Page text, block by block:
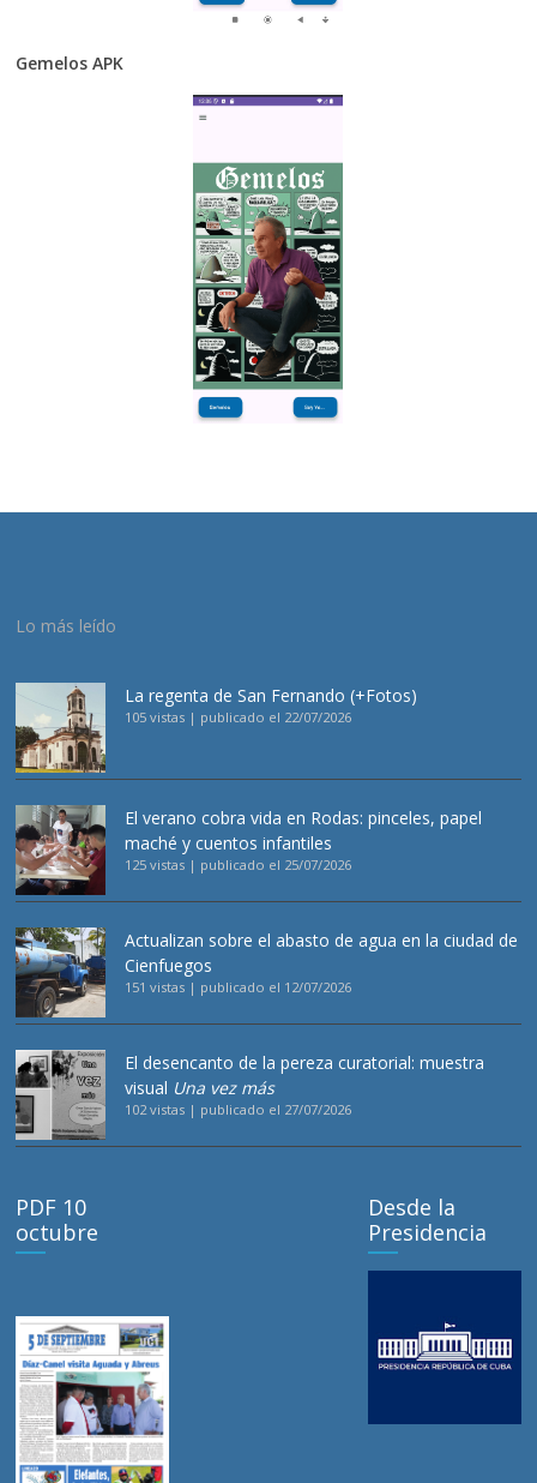
Gemelos APK
Lo más leído
La regenta de San Fernando (+Fotos)
105 vistas | publicado el 22/07/2026
El verano cobra vida en Rodas: pinceles, papel
maché y cuentos infantiles
125 vistas | publicado el 25/07/2026
Actualizan sobre el abasto de agua en la ciudad de
Cienfuegos
151 vistas | publicado el 12/07/2026
El desencanto de la pereza curatorial: muestra
visual Una vez más
102 vistas | publicado el 27/07/2026
PDF 10
octubre
Desde la
Presidencia